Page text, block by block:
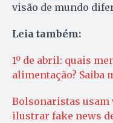
visão de mundo
Leia também:
1º de abril: quais
alimentação? Saiba
Bolsonaristas usam
ilustrar fake news